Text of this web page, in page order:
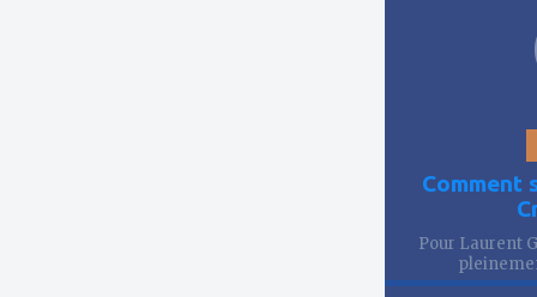
Comment
Pour Laurent